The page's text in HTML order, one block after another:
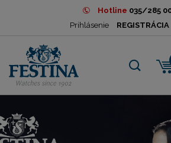
Hotline 035/285
Prihlásenie
REGISTRÁCIA